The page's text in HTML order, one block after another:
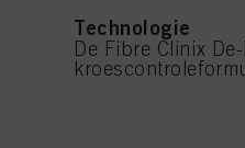
Technologie
De Fibre Clinix